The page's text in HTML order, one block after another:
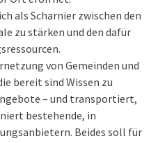
als Scharnier zwischen den
zu stärken und den dafür
von Gemeinden und
bereit sind Wissen zu
– und transportiert,
bestehende, in
Beides soll für